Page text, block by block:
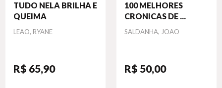
TUDO NELA BRILHA E
QUEIMA
Autor
LEAO, RYANE
R$ 65,90
100 MELHORES
CRONICAS DE ...
Autor
SALDANHA, JOAO
R$ 50,00